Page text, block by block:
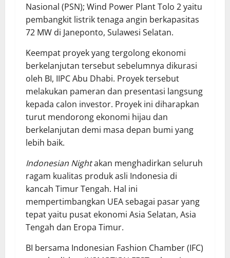
Nasional (PSN); Wind Power Plant Tolo 2 yaitu
pembangkit listrik tenaga angin berkapasitas
72 MW di Janeponto, Sulawesi Selatan.
Keempat proyek yang tergolong ekonomi
berkelanjutan tersebut sebelumnya dikurasi
oleh BI, IIPC Abu Dhabi. Proyek tersebut
melakukan pameran dan presentasi langsung
kepada calon investor. Proyek ini diharapkan
turut mendorong ekonomi hijau dan
berkelanjutan demi masa depan bumi yang
lebih baik.
Indonesian Nightakan menghadirkan seluruh
ragam kualitas produk asli Indonesia di
kancah Timur Tengah. Hal ini
mempertimbangkan UEA sebagai pasar yang
tepat yaitu pusat ekonomi Asia Selatan, Asia
Tengah dan Eropa Timur.
BI bersama Indonesian Fashion Chamber (IFC)